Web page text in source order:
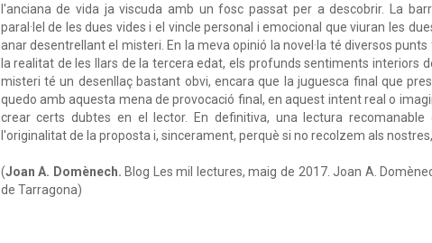
l'anciana de vida ja viscuda amb un fosc passat per a descobrir. La
paral·lel de les dues vides i el vincle personal i emocional que viuran les
anar desentrellant el misteri. En la meva opinió la novel·la té diversos
la realitat de les llars de la tercera edat, els profunds sentiments interiors
misteri té un desenllaç bastant obvi, encara que la juguesca final que
quedo amb aquesta mena de provocació final, en aquest intent real o
crear certs dubtes en el lector. En definitiva, una lectura
l'originalitat de la proposta i, sincerament, perquè si no recolzem als
(Joan A. Domènech. Blog Les mil lectures, maig de 2017. Joan A.
de Tarragona)